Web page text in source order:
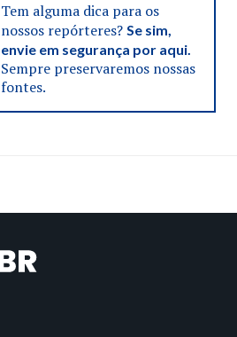
Tem alguma dica para os
nossos repórteres? Se sim,
envie em segurança por aqui.
Sempre preservaremos nossas
fontes.